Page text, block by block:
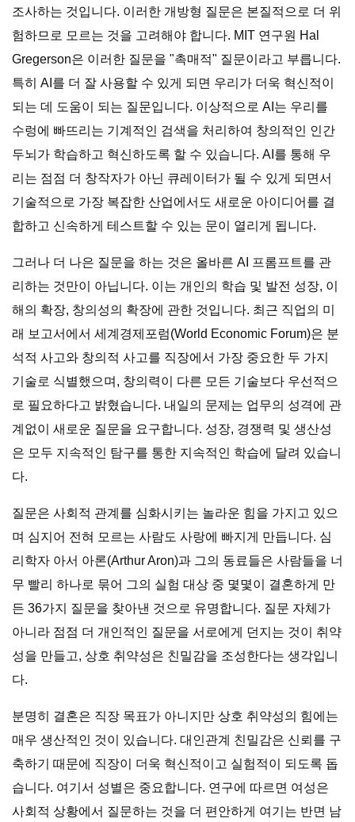
조사하는 것입니다. 이러한 개방형 질문은 본질적으로 더 위
험하므로 모르는 것을 고려해야 합니다. MIT 연구원 Hal
Gregerson은 이러한 질문을 "촉매적" 질문이라고 부릅니다.
특히 AI를 더 잘 사용할 수 있게 되면 우리가 더욱 혁신적이
되는 데 도움이 되는 질문입니다. 이상적으로 AI는 우리를
수렁에 빠뜨리는 기계적인 검색을 처리하여 창의적인 인간
두뇌가 학습하고 혁신하도록 할 수 있습니다. AI를 통해 우
리는 점점 더 창작자가 아닌 큐레이터가 될 수 있게 되면서
기술적으로 가장 복잡한 산업에서도 새로운 아이디어를 결
합하고 신속하게 테스트할 수 있는 문이 열리게 됩니다.
그러나 더 나은 질문을 하는 것은 올바른 AI 프롬프트를 관
리하는 것만이 아닙니다. 이는 개인의 학습 및 발전 성장, 이
해의 확장, 창의성의 확장에 관한 것입니다. 최근 직업의 미
래 보고서에서 세계경제포럼(World Economic Forum)은 분
석적 사고와 창의적 사고를 직장에서 가장 중요한 두 가지
기술로 식별했으며, 창의력이 다른 모든 기술보다 우선적으
로 필요하다고 밝혔습니다. 내일의 문제는 업무의 성격에 관
계없이 새로운 질문을 요구합니다. 성장, 경쟁력 및 생산성
은 모두 지속적인 탐구를 통한 지속적인 학습에 달려 있습니
다.
질문은 사회적 관계를 심화시키는 놀라운 힘을 가지고 있으
며 심지어 전혀 모르는 사람도 사랑에 빠지게 만듭니다. 심
리학자 아서 아론(Arthur Aron)과 그의 동료들은 사람들을 너
무 빨리 하나로 묶어 그의 실험 대상 중 몇몇이 결혼하게 만
든 36가지 질문을 찾아낸 것으로 유명합니다. 질문 자체가
아니라 점점 더 개인적인 질문을 서로에게 던지는 것이 취약
성을 만들고, 상호 취약성은 친밀감을 조성한다는 생각입니
다.
분명히 결혼은 직장 목표가 아니지만 상호 취약성의 힘에는
매우 생산적인 것이 있습니다. 대인관계 친밀감은 신뢰를 구
축하기 때문에 직장이 더욱 혁신적이고 실험적이 되도록 돕
습니다. 여기서 성별은 중요합니다. 연구에 따르면 여성은
사회적 상황에서 질문하는 것을 더 편안하게 여기는 반면 남